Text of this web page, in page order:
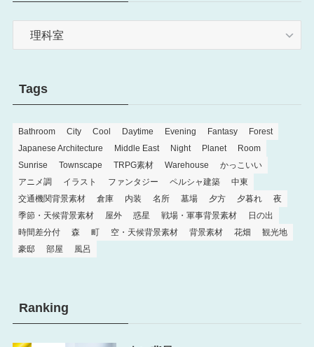
Category
Tags
Bathroom City Cool Daytime Evening Fantasy
Forest
Japanese Architecture
Middle East Night Planet
Room
Sunrise
Townscape TRPG素材 Warehouse
かっこいい
アニメ調
イラスト ファンタジー ペルシャ建築
中東
交通機関背景素材
倉庫 内装 名所 墓場 夕方 夕暮れ
夜
季節・天候背景素材
屋外 惑星 戦場・軍事背景素材
日の出
時間差分付
森 町 空・天候背景素材 背景素材 花畑
観光地
豪邸
部屋 風呂
Ranking